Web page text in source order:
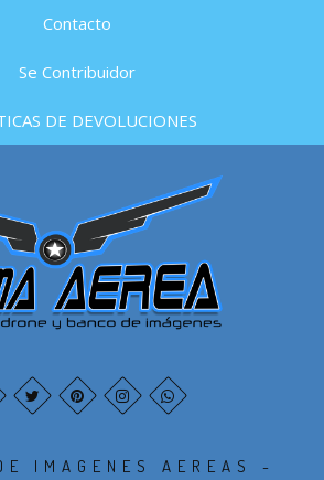
Contacto
Se Contribuidor
DE DEVOLUCIONES
IMAGENES AEREAS -